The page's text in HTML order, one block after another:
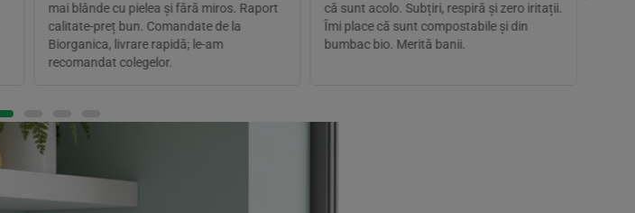
mai blânde cu pielea și fără miros. Raport
calitate-preț bun. Comandate de la
Biorganica, livrare rapidă; le-am
recomandat colegelor.
că sunt acolo. Subțiri, respiră și zero iritații.
Îmi place că sunt compostabile și din
bumbac bio. Merită banii.